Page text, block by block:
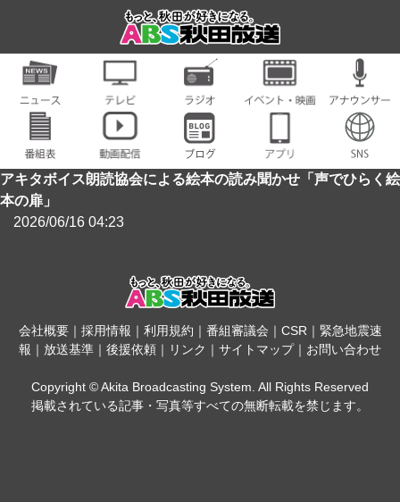
アキタボイス朗読協会による絵本の読み聞かせ「声でひらく絵
本の扉」
2026/06/16 04:23
会社概要｜ 採用情報 ｜ 利用規約 ｜ 番組審議会 ｜ CSR｜ 緊急地震速
報 ｜ 放送基準 ｜ 後援依頼 ｜ リンク ｜ サイトマップ｜ お問い合わせ
Copyright © Akita Broadcasting System. All Rights Reserved
掲載されている記事・写真等すべての無断転載を禁じます。